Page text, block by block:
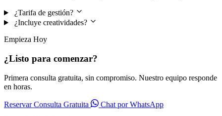
¿Tarifa de gestión?
¿Incluye creatividades?
Empieza Hoy
¿Listo para comenzar?
Primera consulta gratuita, sin compromiso. Nuestro equipo responde
en horas.
Reservar Consulta Gratuita
Chat por WhatsApp